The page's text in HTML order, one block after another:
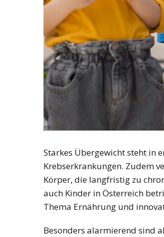
Starkes Übergewicht steht in
Krebserkrankungen. Zudem
Körper, die langfristig zu
auch Kinder in Österreich
Thema Ernährung und
Besonders alarmierend sind